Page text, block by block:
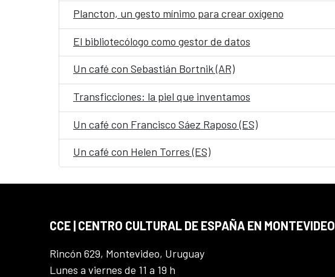
Plancton, un gesto mínimo para crear oxígeno
El bibliotecólogo como gestor de datos
Un café con Sebastián Bortnik (AR)
Transficciones: la piel que inventamos
Un café con Francisco Sáez Raposo (ES)
Un café con Helen Torres (ES)
CCE | CENTRO CULTURAL DE ESPAÑA EN MONTEVIDEO
Rincón 629, Montevideo, Uruguay
Lunes a viernes de 11 a 19 h